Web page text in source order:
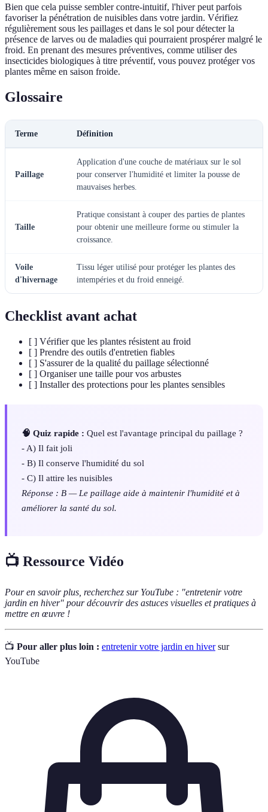
Bien que cela puisse sembler contre-intuitif, l'hiver peut parfois
favoriser la pénétration de nuisibles dans votre jardin. Vérifiez
régulièrement sous les paillages et dans le sol pour détecter la
présence de larves ou de maladies qui pourraient prospérer malgré le
froid. En prenant des mesures préventives, comme utiliser des
insecticides biologiques à titre préventif, vous pouvez protéger vos
plantes même en saison froide.
Glossaire
Terme Définition
Paillage
Application d'une couche de matériaux sur le sol
pour conserver l'humidité et limiter la pousse de
mauvaises herbes.
Taille
Pratique consistant à couper des parties de plantes
pour obtenir une meilleure forme ou stimuler la
croissance.
Voile
d'hivernage
Tissu léger utilisé pour protéger les plantes des
intempéries et du froid enneigé.
Checklist avant achat
[ ] Vérifier que les plantes résistent au froid
[ ] Prendre des outils d'entretien fiables
[ ] S'assurer de la qualité du paillage sélectionné
[ ] Organiser une taille pour vos arbustes
[ ] Installer des protections pour les plantes sensibles
🧠 Quiz rapide : Quel est l'avantage principal du paillage ?
- A) Il fait joli
- B) Il conserve l'humidité du sol
- C) Il attire les nuisibles
Réponse : B — Le paillage aide à maintenir l'humidité et à
améliorer la santé du sol.
📺 Ressource Vidéo
Pour en savoir plus, recherchez sur YouTube : "entretenir votre
jardin en hiver" pour découvrir des astuces visuelles et pratiques à
mettre en œuvre !
📺 Pour aller plus loin : entretenir votre jardin en hiversur
YouTube